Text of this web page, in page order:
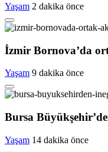
Yaşam 2 dakika önce
İzmir Bornova’da
Yaşam 9 dakika önce
Bursa
Yaşam 14 dakika önce